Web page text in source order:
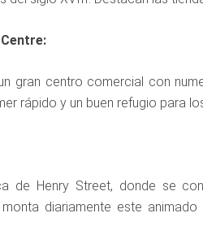
gran centro comercial con
rápido y un buen refugio para
de Henry Street, donde se
diariamente este